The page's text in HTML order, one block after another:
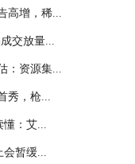
高增，稀...
交放量...
：资源集...
秀，枪...
懂：艾...
会暂缓...